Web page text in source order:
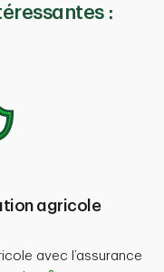
:
agricole
avec l’assurance